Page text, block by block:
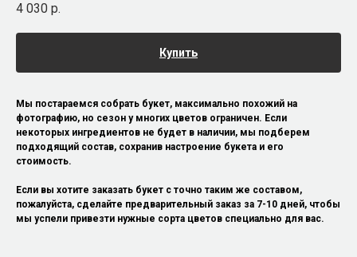
4 030 р.
Купить
Мы постараемся собрать букет, максимально похожий на
фотографию, но сезон у многих цветов ограничен. Если
некоторых ингредиентов не будет в наличии, мы подберем
подходящий состав, сохранив настроение букета и его
стоимость.
Если вы хотите заказать букет с точно таким же составом,
пожалуйста, сделайте предварительный заказ за 7-10 дней, чтобы
мы успели привезти нужные сорта цветов специально для вас.